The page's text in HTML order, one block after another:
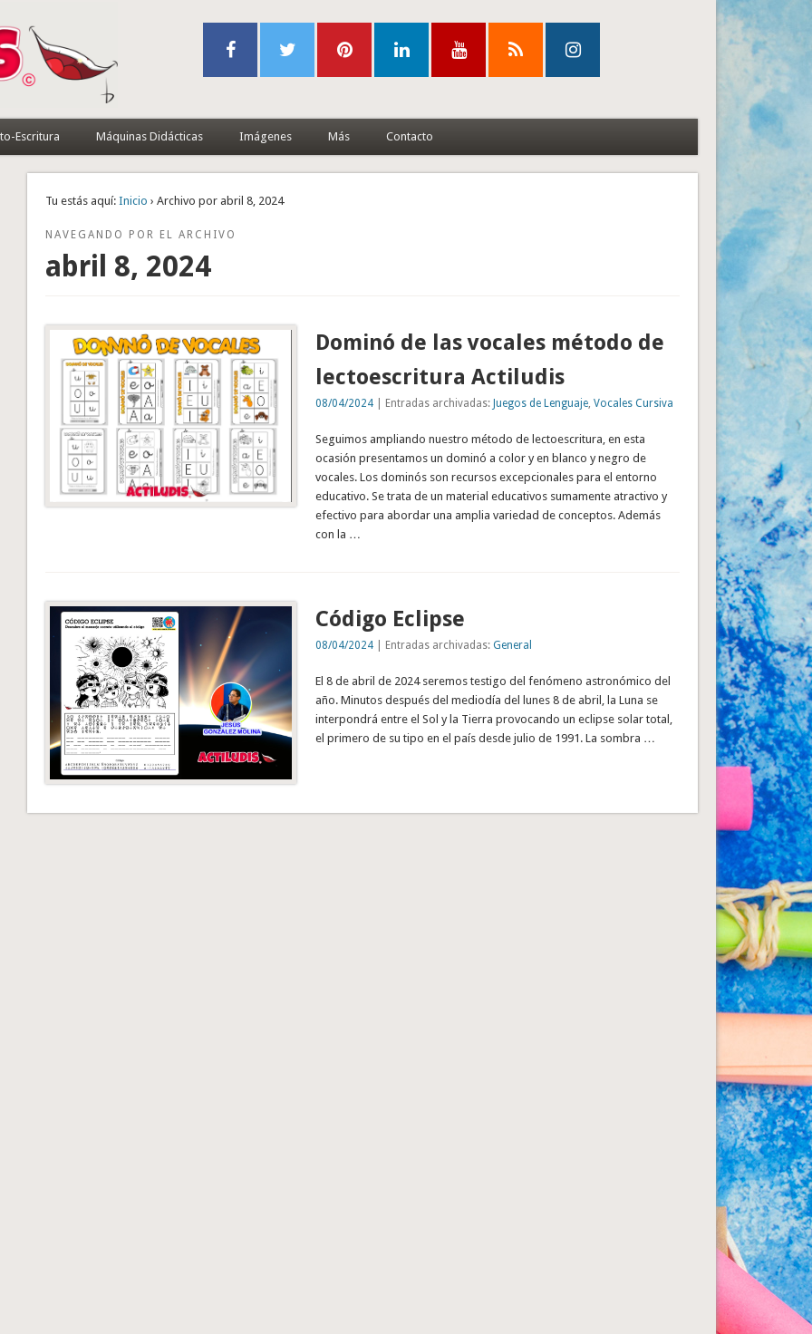
Escritura Máquinas Didácticas Imágenes Más Contacto
Tu estás aquí: Inicio › Archivo por abril 8, 2024
NAVEGANDO POR EL ARCHIVO
abril 8, 2024
Dominó de las vocales método de
lectoescritura Actiludis
08/04/2024| Entradas archivadas: Juegos de Lenguaje, Vocales Cursiva
Seguimos ampliando nuestro método de lectoescritura, en esta
ocasión presentamos un dominó a color y en blanco y negro de
vocales. Los dominós son recursos excepcionales para el entorno
educativo. Se trata de un material educativos sumamente atractivo y
efectivo para abordar una amplia variedad de conceptos. Además
con la …
Código Eclipse
08/04/2024| Entradas archivadas: General
El 8 de abril de 2024 seremos testigo del fenómeno astronómico del
año. Minutos después del mediodía del lunes 8 de abril, la Luna se
interpondrá entre el Sol y la Tierra provocando un eclipse solar total,
el primero de su tipo en el país desde julio de 1991. La sombra …